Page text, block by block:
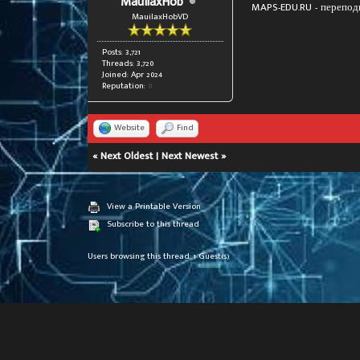
MauilaxHobVD
Posts: 3,721
Threads: 3,720
Joined: Apr 2024
Reputation: 0
MAPS-EDU.RU -
Website Find
«Next Oldest|Next Newest»
View a Printable Version
Subscribe to this thread
Users browsing this thread: 1 Guest(s)